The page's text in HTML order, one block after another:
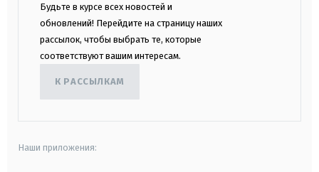
Будьте в курсе всех новостей и
обновлений! Перейдите на страницу наших
рассылок, чтобы выбрать те, которые
соответствуют вашим интересам.
К РАССЫЛКАМ
Наши приложения: